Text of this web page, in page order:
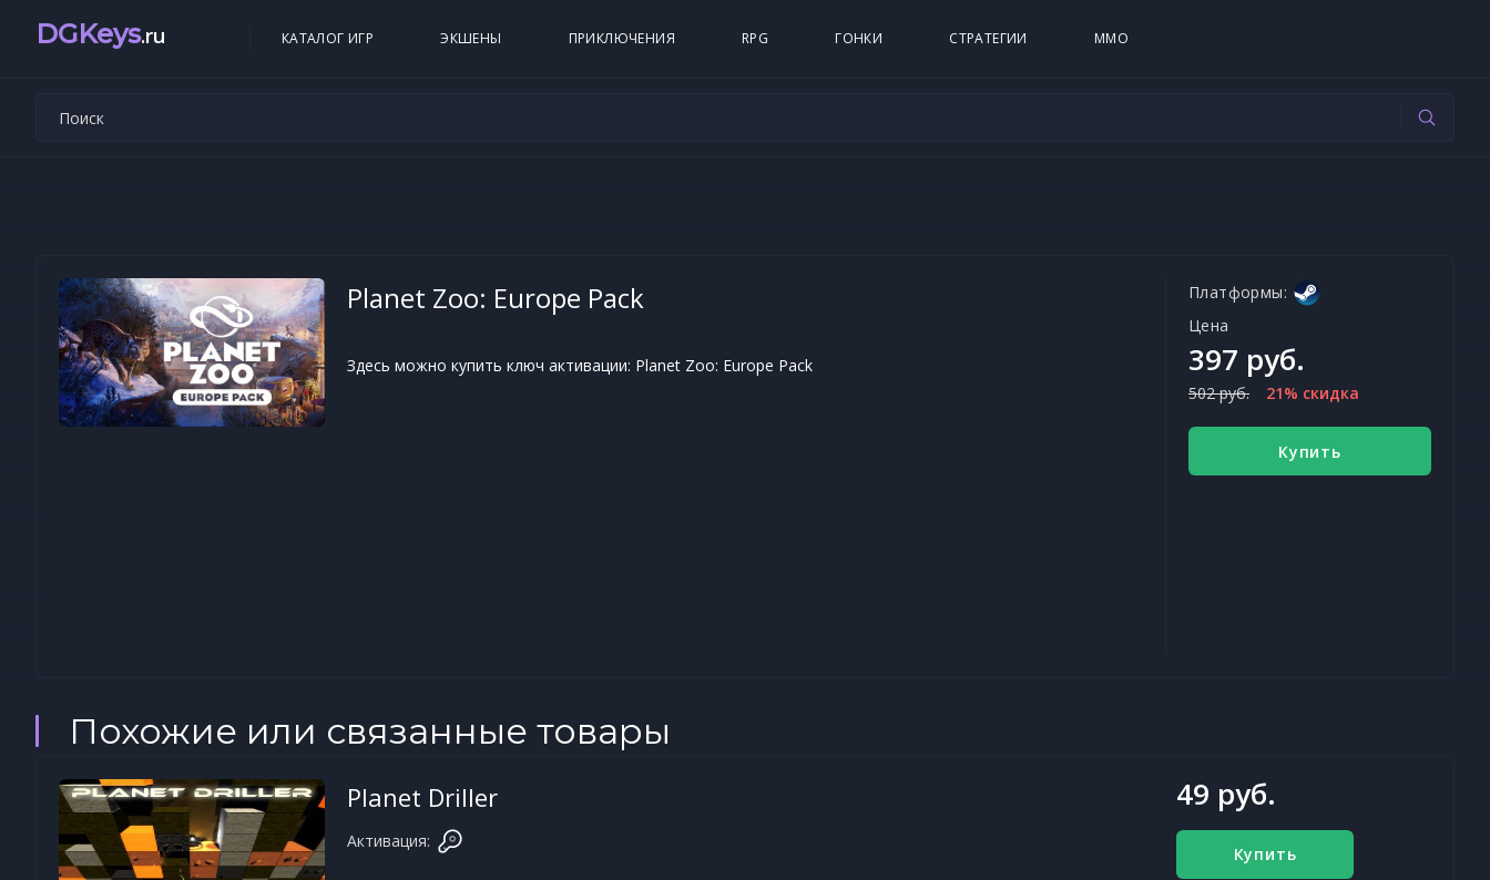
DGKeys.ru КАТАЛОГ ИГР ЭКШЕНЫ ПРИКЛЮЧЕНИЯ RPG ГОНКИ СТРАТЕГИИ MMO
Planet Zoo: Europe Pack
Здесь можно купить ключ активации: Planet Zoo: Europe Pack
Платформы:
Цена
397 руб.
502 руб. 21% скидка
Купить
Похожие или связанные товары
Planet Driller
Активация:
49 руб.
Купить